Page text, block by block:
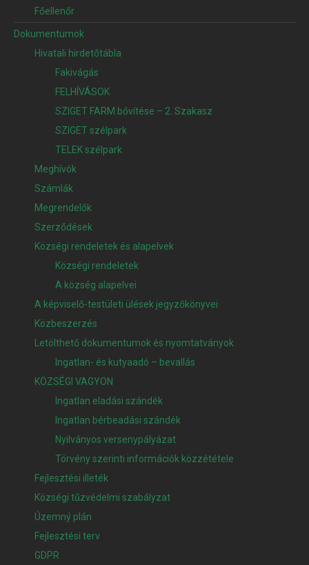
Főellenőr
Dokumentumok
Hivatali hirdetőtábla
Fakivágás
FELHÍVÁSOK
SZIGET FARM bővítése – 2. Szakasz
SZIGET szélpark
TELEK szélpark
Meghívók
Számlák
Megrendelők
Szerződések
Községi rendeletek és alapelvek
Községi rendeletek
A község alapelvei
A képviselő-testületi ülések jegyzőkönyvei
Közbeszerzés
Letölthető dokumentumok és nyomtatványok
Ingatlan- és kutyaadó – bevallás
KÖZSÉGI VAGYON
Ingatlan eladási szándék
Ingatlan bérbeadási szándék
Nyilványos versenypályázat
Törvény szerinti információk közzététele
Fejlesztési illeték
Községi tűzvédelmi szabályzat
Územný plán
Fejlesztési terv
GDPR